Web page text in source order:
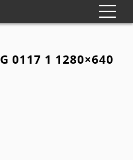
0117 1 1280×640